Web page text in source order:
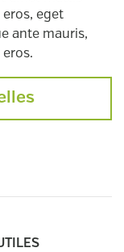
eget
ante mauris,